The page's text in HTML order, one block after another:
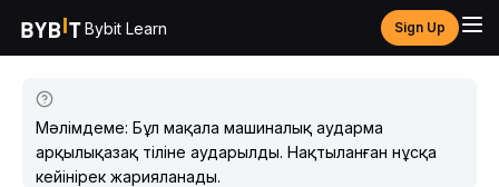
Bybit Learn Sign Up
Мәлімдеме: Бұл мақала машиналық аударма
арқылықазақ тіліне аударылды. Нақтыланған нұсқа
кейінірек жарияланады.